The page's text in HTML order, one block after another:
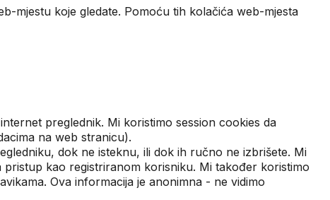
mjestu koje gledate. Pomoću tih kolačića web-mjesta
preglednik. Mi koristimo session cookies da
na web stranicu).
dok ne isteknu, ili dok ih ručno ne izbrišete. Mi
kao registriranom korisniku. Mi također koristimo
Ova informacija je anonimna - ne vidimo